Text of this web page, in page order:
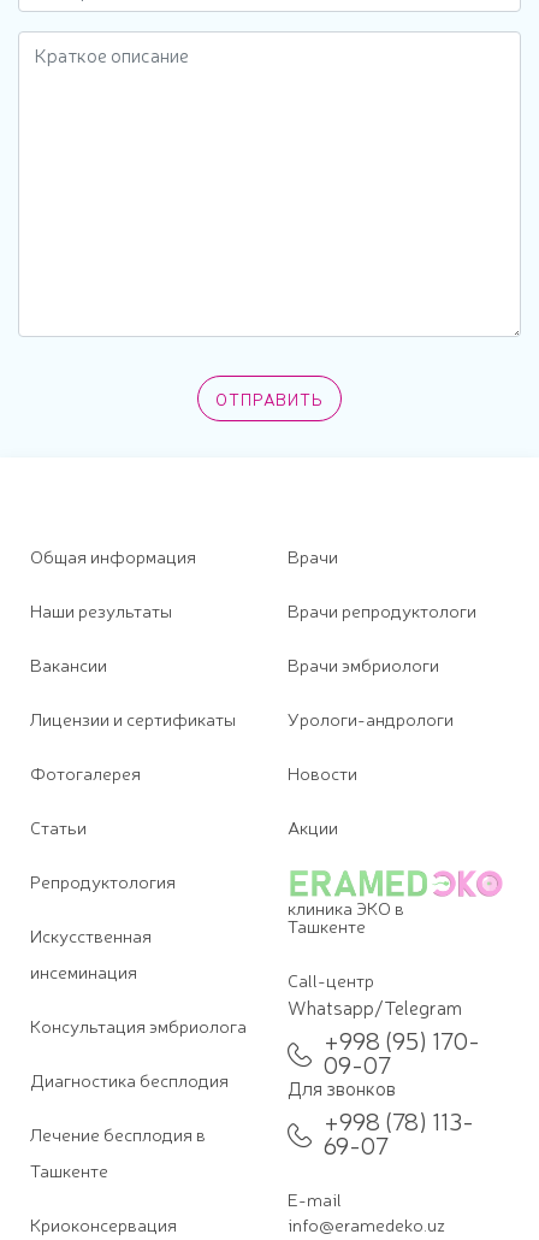
Краткое описание
Общая информация
Наши результаты
Вакансии
Лицензии и сертификаты
Фотогалерея
Статьи
Репродуктология
Искусственная
инсеминация
Консультация эмбриолога
Диагностика бесплодия
Лечение бесплодия в
Ташкенте
Криоконсервация
Врачи
Врачи репродуктологи
Врачи эмбриологи
Урологи-андрологи
Новости
Акции
клиника ЭКО в
Ташкенте
Call-центр
Whatsapp/Telegram
+998 (95) 170-
09-07
Для звонков
+998 (78) 113-
69-07
E-mail
info@eramedeko.uz